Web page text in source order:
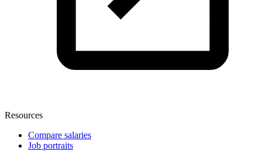
Resources
Compare salaries
Job portraits